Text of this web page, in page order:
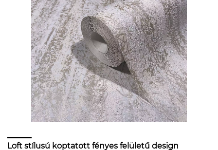
Loft stílusú koptatott fényes felületű design